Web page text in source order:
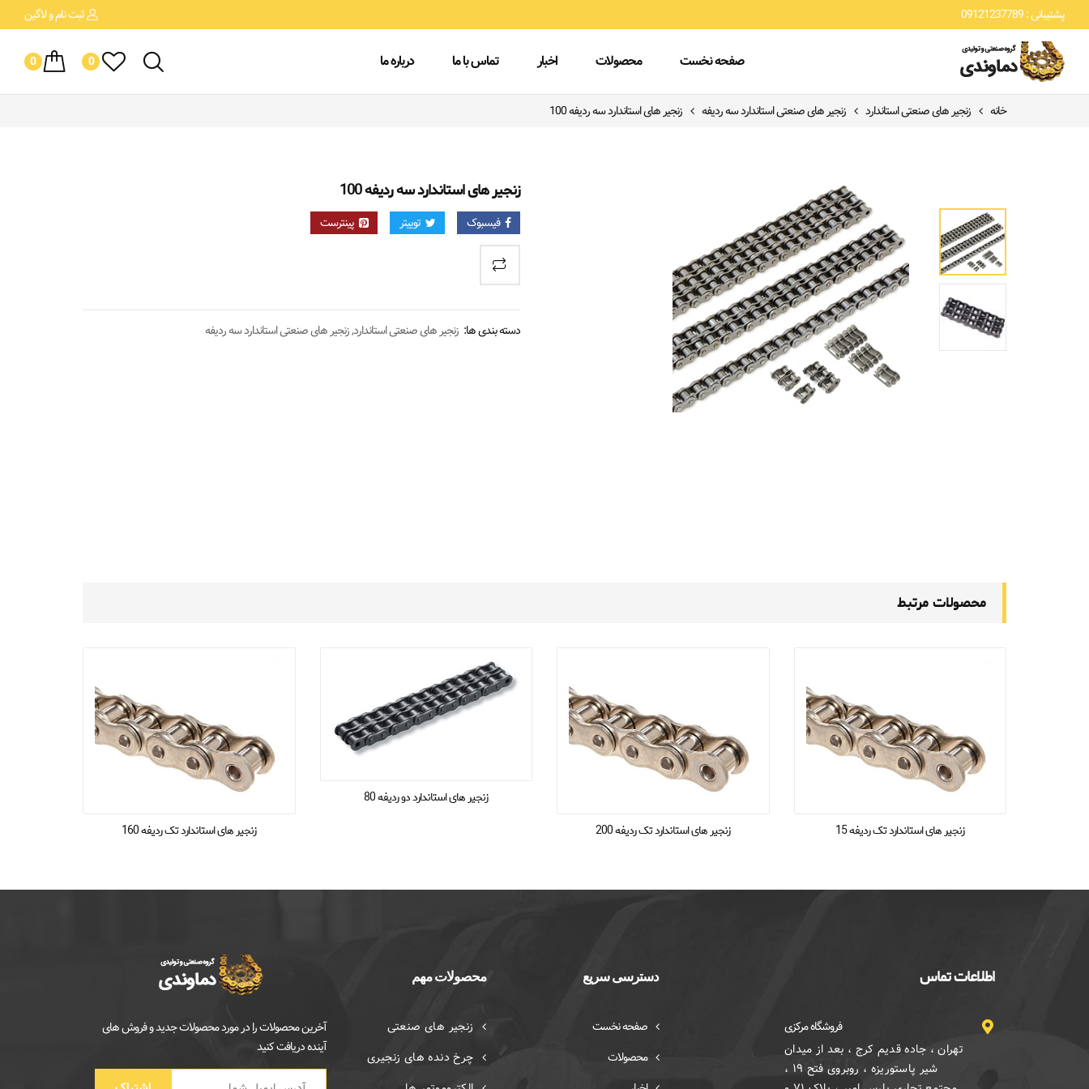
پشتیبانی : 09121237789 ثبت نامو لاگین
صفحه نخست محصولات اخبار تماس با ما درباره ما 0
0
خانه زنجیر های صنعتی استاندارد زنجیر های صنعتی استاندارد سه ردیفه زنجیر های استاندارد سه ردیفه 100
زنجیر های استاندارد سه ردیفه 100
فیسبوک توییتر پینترست
دسته بندی ها: زنجیر های صنعتی استاندارد,زنجیر های صنعتی استاندارد سه ردیفه
محصولات مرتبط
زنجیر های استاندارد تک ردیفه 15 زنجیر های استاندارد تک ردیفه 200
زنجیر های استاندارد دو ردیفه 80
زنجیر های استاندارد تک ردیفه 160
اطلاعات تماس
فروشگاه مرکزی
تهران ، جاده قدیم کرج ، بعد از میدان
شیر پاستوریزه ، روبروی فتح ۱۹ ،
دسترسی سریع
صفحه نخست
محصولات
محصولات مهم
زنجیر های صنعتی
چرخ دنده های زنجیری
آخرین محصولات را در مورد محصولات جدید و فروش های
آینده دریافت کنید